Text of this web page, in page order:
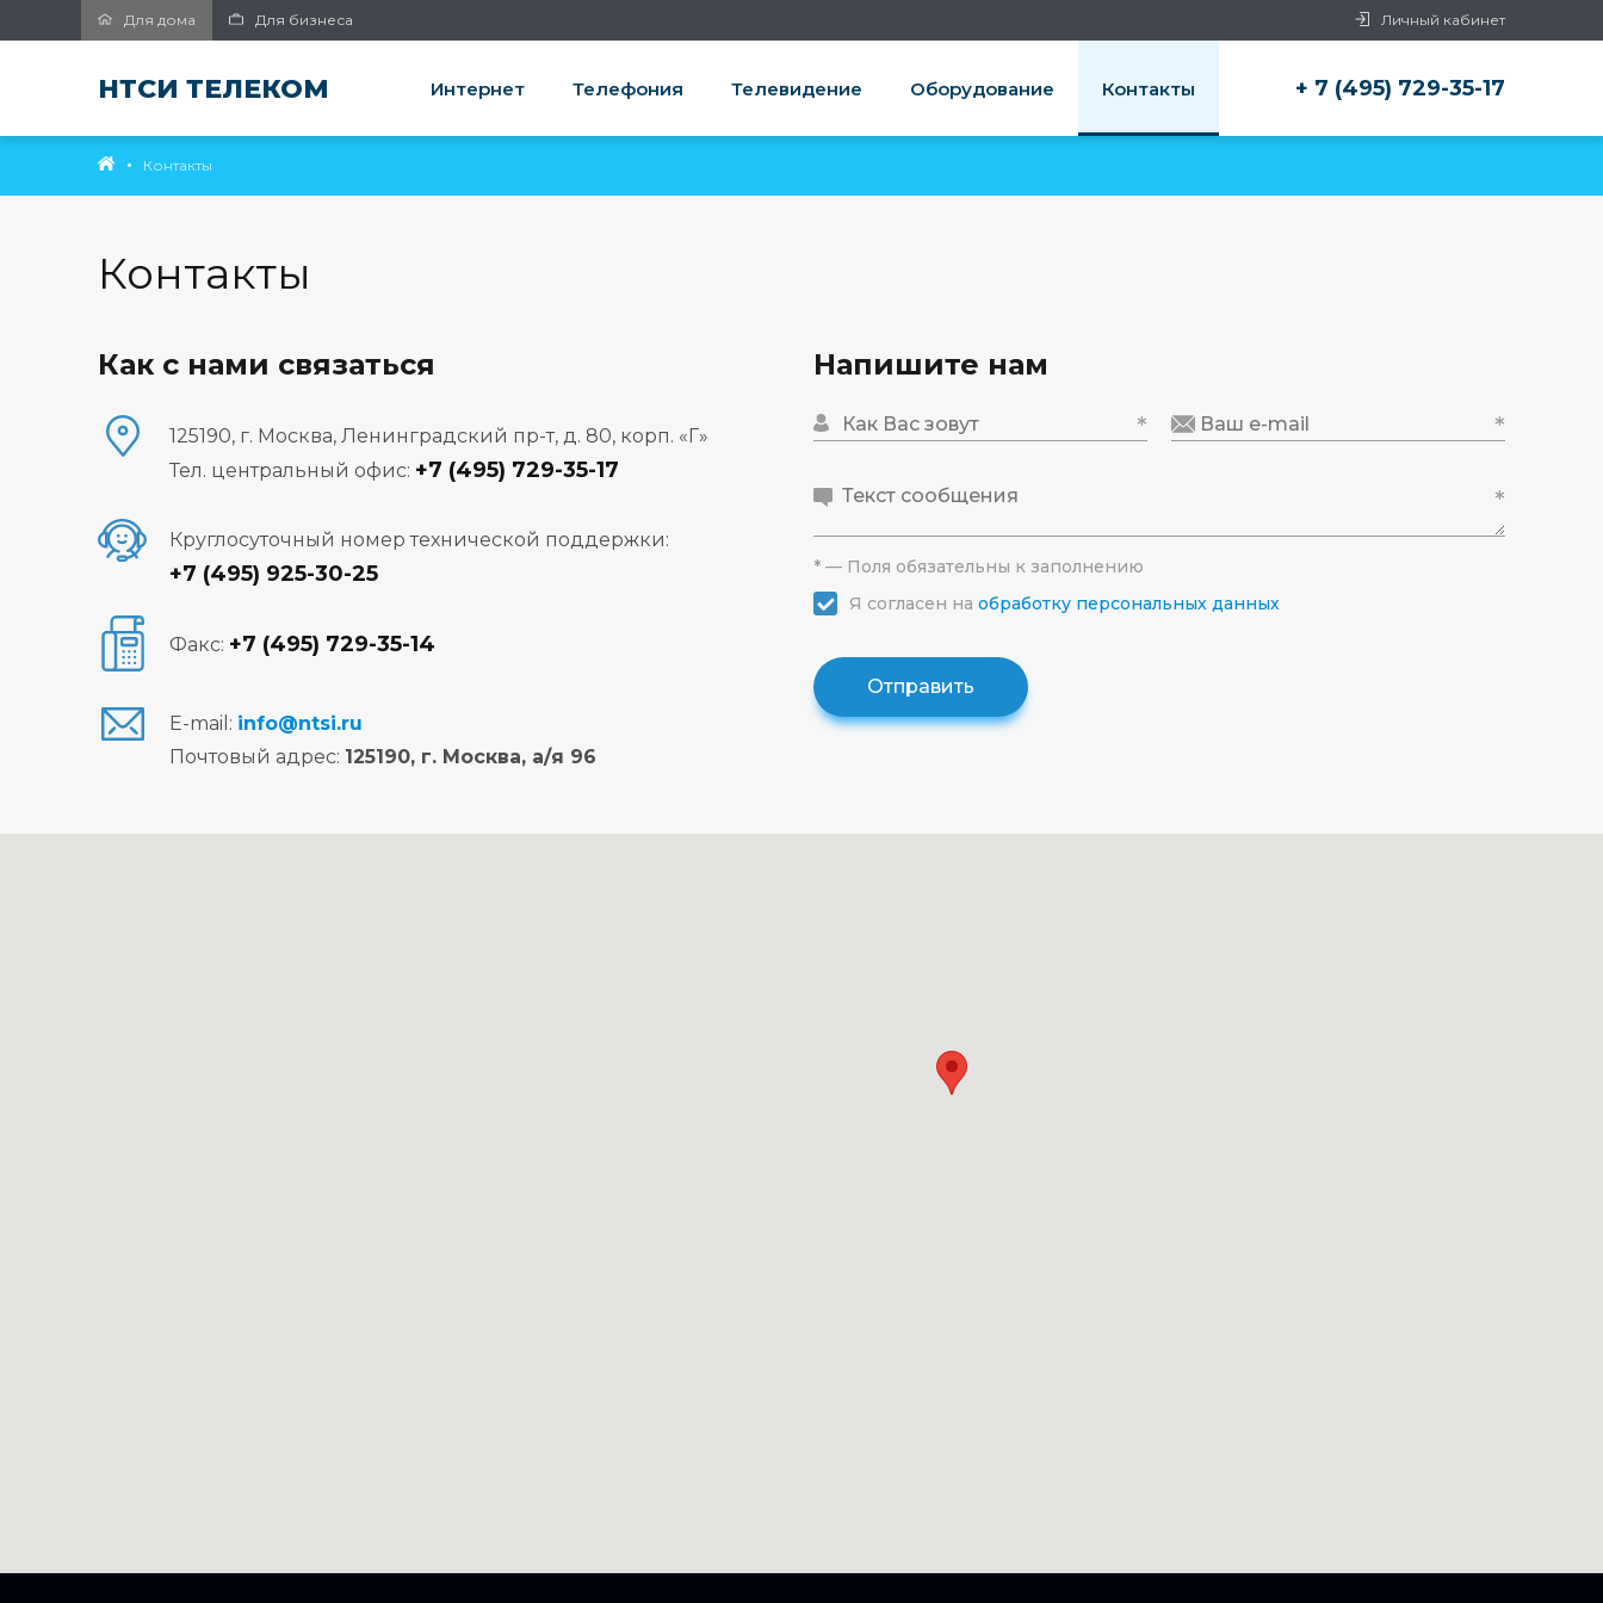
Для дома Для бизнеса Личный кабинет
НТСИ ТЕЛЕКОМ Интернет Телефония Телевидение Оборудование Контакты + 7 (495) 729-35-17
Контакты
Контакты
Как с нами связаться
125190, г. Москва, Ленинградский пр-т, д. 80, корп. «Г»
Тел. центральный офис: +7 (495) 729-35-17
Круглосуточный номер технической поддержки:
+7 (495) 925-30-25
Факс: +7 (495) 729-35-14
E-mail: info@ntsi.ru
Почтовый адрес: 125190, г. Москва, а/я 96
Напишите нам
* — Поля обязательны к заполнению
Я согласен на обработку персональных данных
Отправить